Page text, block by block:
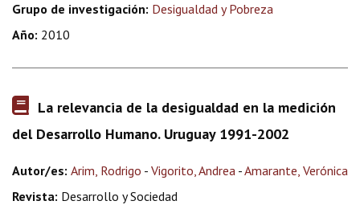
Grupo de investigación: Desigualdad y Pobreza
Año: 2010
La relevancia de la desigualdad en la medición
del Desarrollo Humano. Uruguay 1991-2002
Autor/es: Arim, Rodrigo - Vigorito, Andrea -Amarante, Verónica
Revista: Desarrollo y Sociedad